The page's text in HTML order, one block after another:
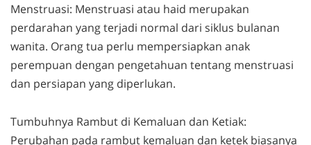
Menstruasi: Menstruasi atau haid merupakan
perdarahan yang terjadi normal dari siklus bulanan
wanita. Orang tua perlu mempersiapkan anak
perempuan dengan pengetahuan tentang menstruasi
dan persiapan yang diperlukan.
Tumbuhnya Rambut di Kemaluan dan Ketiak:
Perubahan pada rambut kemaluan dan ketek biasanya